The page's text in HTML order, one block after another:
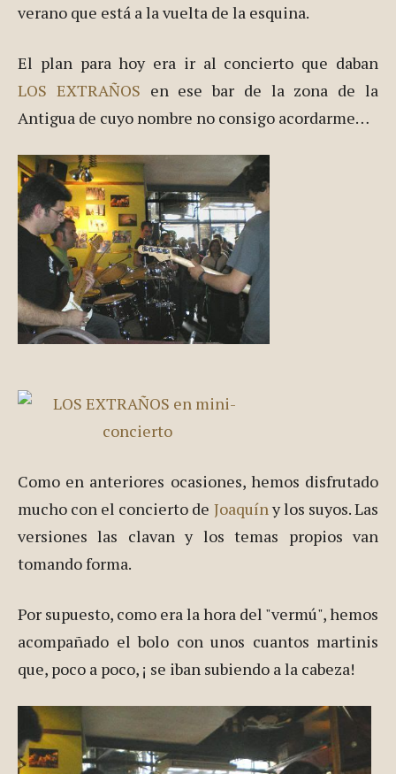
verano que está a la vuelta de la esquina.
El plan para hoy era ir al concierto que daban
LOS EXTRAÑOS en ese bar de la zona de la
Antigua de cuyo nombre no consigo acordarme…
Como en anteriores ocasiones, hemos disfrutado
mucho con el concierto de Joaquíny los suyos. Las
versiones las clavan y los temas propios van
tomando forma.
Por supuesto, como era la hora del "vermú", hemos
acompañado el bolo con unos cuantos martinis
que, poco a poco, ¡ se iban subiendo a la cabeza!